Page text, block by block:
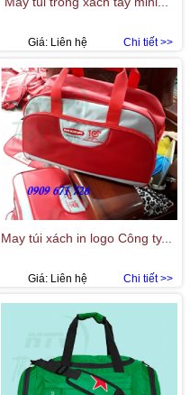
Chi tiết >>
Giá: Liên hệ
May túi xách in logo Công ty...
Chi tiết >>
Giá: Liên hệ